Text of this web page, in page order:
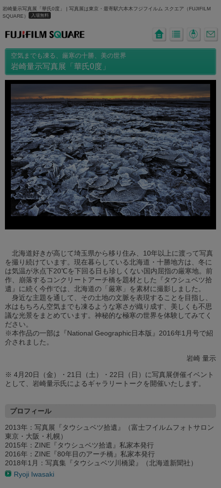
岩崎量示写真展「華氏0度」 | 写真展は東京・最寄駅六本木フジフイルム スクエア（FUJIFILM
SQUARE）
入場無料
空気までも凍る、厳寒の十勝、美の世界
岩崎量示写真展「華氏0度」
北海道好きが高じて埼玉県から移り住み、10年以上に渡って写真
を撮り続けています。現在暮らしている北海道・十勝地方は、冬に
は気温が氷点下20℃を下回る日も珍しくない国内屈指の厳寒地。前
作、崩落するコンクリートアーチ橋を題材とした『タウシュベツ拾
遺』に続く今作では、北海道の「厳寒」を素材に撮影しました。
身近な主題を通して、その土地の文脈を表現することを目指し、
水はもちろん空気までも凍るような寒さが織り成す、美しくも不思
議な光景をまとめています。神秘的な極寒の世界を体験してみてく
ださい。
※本作品の一部は『National Geographic日本版』2016年1月号で紹
介されました。
岩崎 量示
※ 4月20日（金）・21日（土）・22日（日）に写真展併催イベント
として、岩崎量示氏によるギャラリートークを開催いたします。
プロフィール
2013年：写真展『タウシュベツ拾遺』（富士フイルムフォトサロン
東京・大阪・札幌）
2015年：ZINE『タウシュベツ拾遺』私家本発行
2016年：ZINE『80年目のアーチ橋』私家本発行
2018年1月：写真集『タウシュベツ川橋梁』（北海道新聞社）
Ryoji Iwasaki